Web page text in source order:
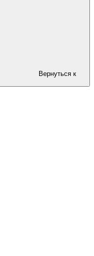
Вернуться к